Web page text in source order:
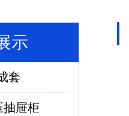
示
套
抽屉柜